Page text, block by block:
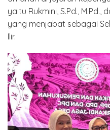
yaitu Rukmini, S.Pd., M.Pd.,
yang menjabat sebagai
Ilir.